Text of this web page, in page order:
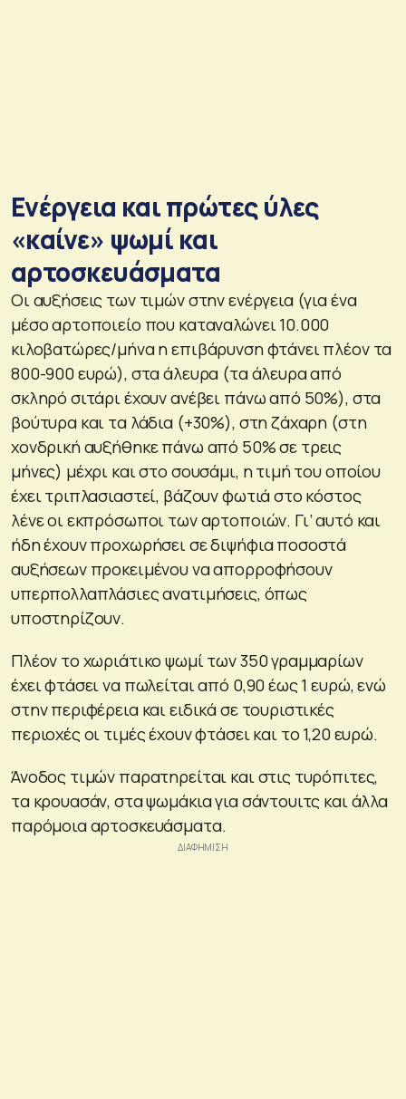
Ενέργεια και πρώτες ύλες
«καίνε» ψωμί και
αρτοσκευάσματα
Οι αυξήσεις των τιμών στην ενέργεια (για ένα
μέσο αρτοποιείο που καταναλώνει 10.000
κιλοβατώρες/μήνα η επιβάρυνση φτάνει πλέον τα
800-900 ευρώ), στα άλευρα (τα άλευρα από
σκληρό σιτάρι έχουν ανέβει πάνω από 50%), στα
βούτυρα και τα λάδια (+30%), στη ζάχαρη (στη
χονδρική αυξήθηκε πάνω από 50% σε τρεις
μήνες) μέχρι και στο σουσάμι, η τιμή του οποίου
έχει τριπλασιαστεί, βάζουν φωτιά στο κόστος
λένε οι εκπρόσωποι των αρτοποιών. Γι’ αυτό και
ήδη έχουν προχωρήσει σε διψήφια ποσοστά
αυξήσεων προκειμένου να απορροφήσουν
υπερπολλαπλάσιες ανατιμήσεις, όπως
υποστηρίζουν.
Πλέον το χωριάτικο ψωμί των 350 γραμμαρίων
έχει φτάσει να πωλείται από 0,90 έως 1 ευρώ, ενώ
στην περιφέρεια και ειδικά σε τουριστικές
περιοχές οι τιμές έχουν φτάσει και το 1,20 ευρώ.
Άνοδος τιμών παρατηρείται και στις τυρόπιτες,
τα κρουασάν, στα ψωμάκια για σάντουιτς και άλλα
παρόμοια αρτοσκευάσματα.